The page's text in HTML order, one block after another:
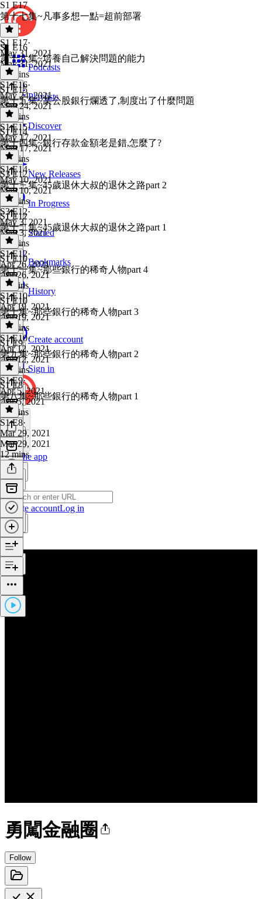
Podcasts
Playlists
Discover
New Releases
In Progress
Starred
Bookmarks
History
Create account
Sign in
Get the app
Create accountLog in
勇闖金融圈
Follow
S1 E17
第十七集~凡事多想一點=超前部署
S1 E17·
May 31, 2021
May 31, 2021
14 mins
S1 E16
第十六集~培養自己解決問題的能力
S1 E16·
May 24, 2021
May 24, 2021
15 mins
S1 E15
第十五集~某公股銀行爛透了,制度出了什麼問題
S1 E15·
May 17, 2021
May 17, 2021
12 mins
S1 E14
第十四集~銀行存款金額老是錯,怎麼了?
S1 E14·
May 10, 2021
May 10, 2021
12 mins
S3 E12
第十三集~45歲退休大叔的退休之路part 2
S3 E12·
May 3, 2021
May 3, 2021
13 mins
S1 E12
第十二集~45歲退休大叔的退休之路part 1
S1 E12·
Apr 26, 2021
Apr 26, 2021
11 mins
S1 E10
第十一集~那些銀行的稀奇人物part 4
S1 E10·
Apr 19, 2021
Apr 19, 2021
10 mins
S1 E10
第十集~那些銀行的稀奇人物part 3
S1 E10·
Apr 12, 2021
Apr 12, 2021
12 mins
S1 E9
第九集~那些銀行的稀奇人物part 2
S1 E9·
Apr 5, 2021
Apr 5, 2021
11 mins
S1 E8
第八集~那些銀行的稀奇人物part 1
S1 E8·
Mar 29, 2021
Mar 29, 2021
12 mins